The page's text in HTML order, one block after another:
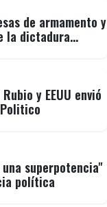
de armamento y
la dictadura
y EEUU envió
superpotencia"
política